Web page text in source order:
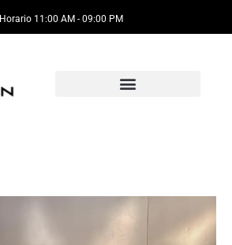
Horario 11:00 AM - 09:00 PM